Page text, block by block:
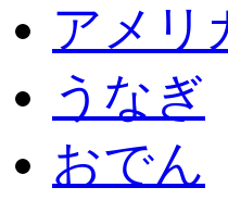
アメリ
うなぎ
おでん